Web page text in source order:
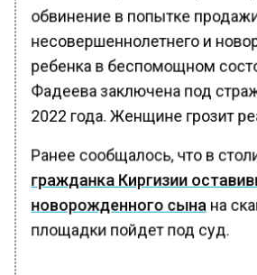
обвинение в попытке
несовершеннолетнего и
ребенка в беспомощном
Фадеева заключена под
2022 года. Женщине грозит
Ранее сообщалось, что в
гражданка Киргизии
новорожденного сына на
площадки пойдет под суд.